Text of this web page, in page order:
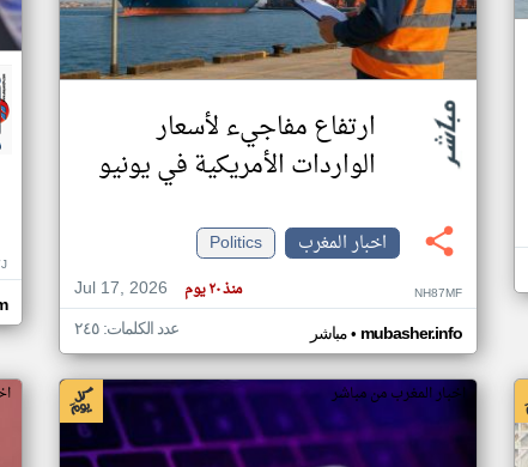
ارتفاع مفاجيء لأسعار
الواردات الأمريكية في يونيو
اخبار المغرب
Politics
Jul 17, 2026
منذ ٢٠ يوم NH87MF
مباشر• mubasher.info عدد الكلمات: ٢٤٥
اخبار المغرب من مباشر